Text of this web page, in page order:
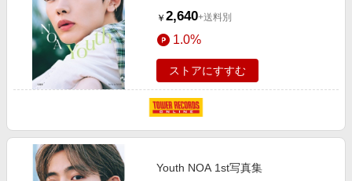
家電・PC・スマホ・カメラ
エンタメ
スポーツ・アウトドア・ゴルフ
インテリア・寝具
旅行・レジャー・ホテル予約
生活・お役立ち
楽天ペイ導入ストア
楽天サービス特集
旅行特集
わくわく夏特集
Apple公式サイト×楽天カード分割払い
Qoo10メガポ
￥ 2,640+送料別
1.0%
ストアにすすむ
Youth NOA 1st写真集